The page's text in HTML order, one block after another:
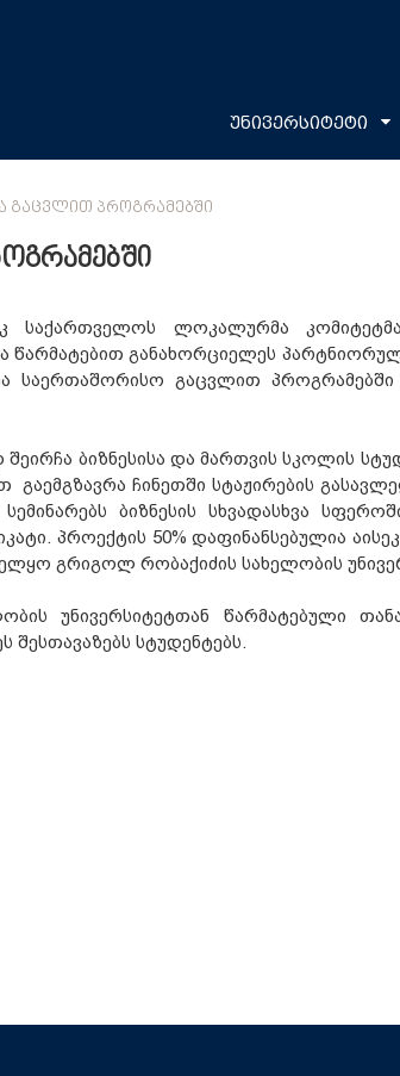
უნივერსიტეტი
ᲒᲐᲪᲕᲚᲘᲗ ᲞᲠᲝᲒᲠᲐᲛᲔᲑᲨᲘ
საქართველოს ლოკალურმა
წარმატებით განახორციელეს
საერთაშორისო გაცვლით
ბიზნესისა და მართვის სკოლის
გაემგზავრა ჩინეთში სტაჟირების
ბიზნესის სხვადასხვა
პროექტის 50% დაფინანსებულია აისეკ
გრიგოლ რობაქიძის სახელობის
უნივერსიტეტთან წარმატებული
სტუდენტებს.